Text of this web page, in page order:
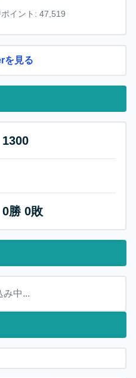
イント: 47,519
を見る
1300
0勝 0敗
み中...